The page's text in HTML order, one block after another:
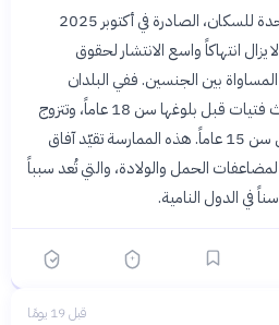
تُظهر بيانات صندوق الأمم المتحدة للسكان، الصادرة في أكتوبر 2025
لا يزال انتهاكاً واسع الانتشار لحقوق
المساواة بين الجنسين. ففي البلدان
النامية، تتزوج واحدة من كل ثلاث فتيات قبل بلوغها سن 18 عاماً، وتتزوج
واحدة من كل خمس منهن قبل سن 15 عاماً. هذه الممارسة تقيّد آفاق
الحمل والولادة، والتي تُعد سبباً
في الدول النامية.
قبل 19 يومًا